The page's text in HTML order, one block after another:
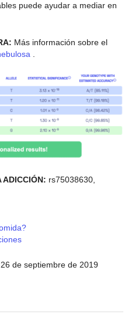
puede ayudar a mediar en
Más información sobre el
ADICCIÓN: rs75038630,
26 de septiembre de 2019